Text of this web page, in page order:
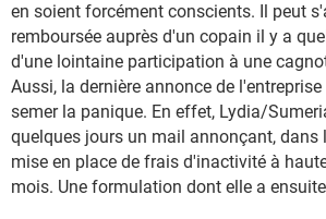
en soient forcément conscients. Il peut
remboursée auprès d'un copain il y a
d'une lointaine participation à une
Aussi, la dernière annonce de
semer la panique. En effet, Lydia/
quelques jours un mail annonçant, dans
mise en place de frais d'inactivité à
mois. Une formulation dont elle a